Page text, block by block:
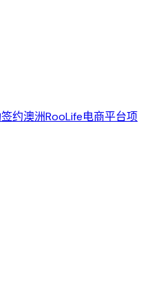
约澳洲RooLife电商平台项